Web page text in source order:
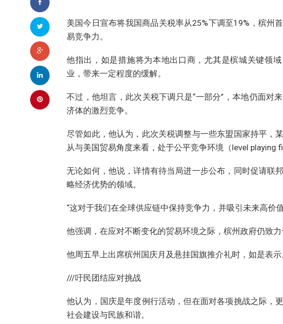
美国今日宣布将我国商品关税率从25%下调至19%，槟州
易竞争力。
他指出，如是措施将为本地出口商，尤其是槟城关键领
业，带来一定程度的缓解。
不过，他坦言，此次关税下调只是“一部分”，本地仍面对
济体的激烈竞争。
尽管如此，他认为，此次关税调整与一些东盟国家持平，
从与美国贸易角度来看，处于公平竞争环境（level playing
无论如何，他说，详情有待当局进一步公布，同时促请联
略经济优势的领域。
“这对于我们在全球供应链中保持竞争力，并吸引未来高价
他强调，在应对不断变化的贸易环境之际，槟州政府仍致力
他周五早上出席槟州国庆月及悬挂国旗推介礼时，如是表示
///吁民团结应对挑战
他认为，国庆是年度例行活动，但在面对各项挑战之际，
社会建设与民族和谐。